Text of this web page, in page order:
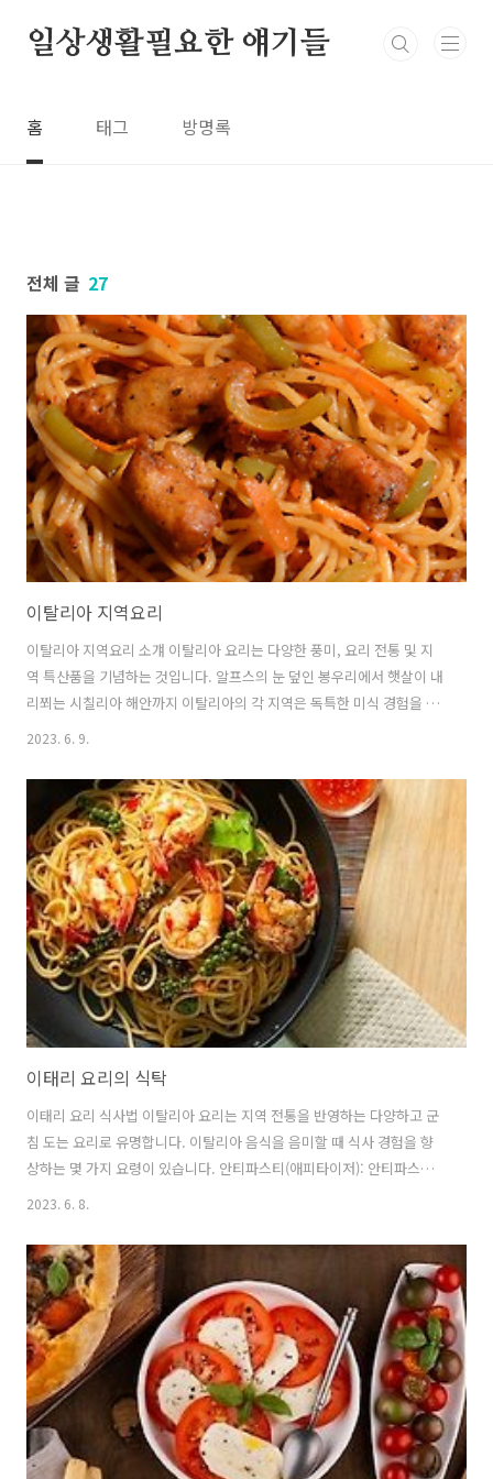
일상생활필요한 얘기들
홈 태그 방명록
전체 글 27
이탈리아 지역요리
이탈리아 지역요리 소걔 이탈리아 요리는 다양한 풍미, 요리 전통 및 지
역 특산품을 기념하는 것입니다. 알프스의 눈 덮인 봉우리에서 햇살이 내
리쬐는 시칠리아 해안까지 이탈리아의 각 지역은 독특한 미식 경험을 제
공합니다. 군침 도는 이탈리아 지역 요리를 탐험하는 매혹적인 여행에 저
성하고 세련된 요리로 음식 애호가를 기쁘게 합니다. 비옥한 농경지로 유
명한 롬바르디아는 상징적인 리소토 알라 밀라네제를 선보입니다. 이 크
리미 한 사프란 주입 쌀 요리는 감각에 진정한 즐거움을 선사합니다. 피
에몬테로 이동하면 송아지 고기와 참치 소스가 조화롭게 어우러진 트러
플과 유명한 요리인 비텔로 톤나토의 향긋한 맛을 만날 수 있습니다. 군
침 도는 파네토네..
2023. 6. 9.
이태리 요리의 식탁
이태리 요리 식사법 이탈리아 요리는 지역 전통을 반영하는 다양하고 군
침 도는 요리로 유명합니다. 이탈리아 음식을 음미할 때 식사 경험을 향
상하는 몇 가지 요령이 있습니다. 안티파스티(애피타이저): 안티파스티
로 식사를 시작하세요. 이 애피타이저는 다양한 맛과 질감을 보여줍니다.
와 함께 프로슈토, 살라미 소시지 또는 브레사올라와 같은 다양한 절인
고기를 즐길 수 있습니다. 동반하다 프리미 피아티(첫 번째 코스): 안티파
스티가 끝나면 프리미 피아티로 알려진 첫 번째 코스가 나옵니다. 이것은
일반적으로 파스타, 리소토 또는 수프로 구성됩니다. 이탈리아는 스파게
티, 페투치니, 펜네, 라자냐와 같은 파스타 품종으로 유명합니다. 알 덴..
2023. 6. 8.